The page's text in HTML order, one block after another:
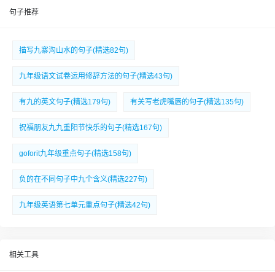
句子推荐
描写九寨沟山水的句子(精选82句)
九年级语文试卷运用修辞方法的句子(精选43句)
有九的英文句子(精选179句) 有关写老虎嘴唇的句子(精选135句)
祝福朋友九九重阳节快乐的句子(精选167句)
goforit九年级重点句子(精选158句)
负的在不同句子中九个含义(精选227句)
九年级英语第七单元重点句子(精选42句)
相关工具